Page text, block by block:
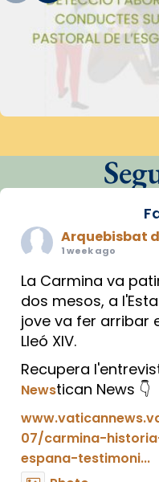
Arquebisbat
1 week ago
La Carmina va
dos mesos, a
jove va fer arribar
Lleó XIV.
Recupera
Newstican News 👇
07/carmina-
espana-testimoni...